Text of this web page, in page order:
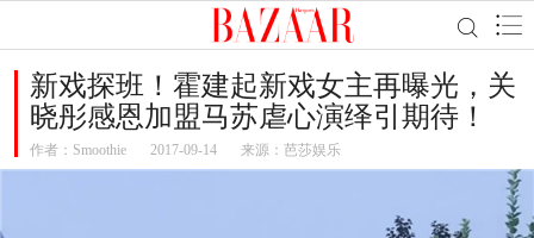
新戏探班！霍建起新戏女主再曝光，关
晓彤感恩加盟马苏虐心演绎引期待！
作者： Smoothie 2017-09-14 来源：芭莎娱乐